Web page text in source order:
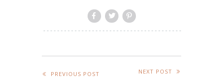
PREVIOUS POST NEXT POST